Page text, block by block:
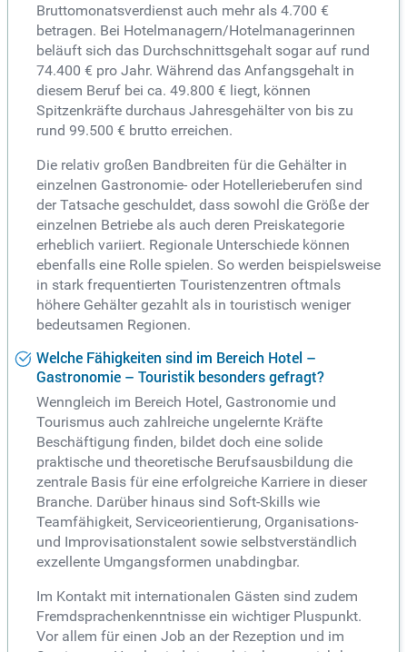
Bruttomonatsverdienst auch mehr als 4.700 €
betragen. Bei Hotelmanagern/Hotelmanagerinnen
beläuft sich das Durchschnittsgehalt sogar auf rund
74.400 € pro Jahr. Während das Anfangsgehalt in
diesem Beruf bei ca. 49.800 € liegt, können
Spitzenkräfte durchaus Jahresgehälter von bis zu
rund 99.500 € brutto erreichen.
Die relativ großen Bandbreiten für die Gehälter in
einzelnen Gastronomie- oder Hotellerieberufen sind
der Tatsache geschuldet, dass sowohl die Größe der
einzelnen Betriebe als auch deren Preiskategorie
erheblich variiert. Regionale Unterschiede können
ebenfalls eine Rolle spielen. So werden beispielsweise
in stark frequentierten Touristenzentren oftmals
höhere Gehälter gezahlt als in touristisch weniger
bedeutsamen Regionen.
Welche Fähigkeiten sind im Bereich Hotel –
Gastronomie – Touristik besonders gefragt?
Wenngleich im Bereich Hotel, Gastronomie und
Tourismus auch zahlreiche ungelernte Kräfte
Beschäftigung finden, bildet doch eine solide
praktische und theoretische Berufsausbildung die
zentrale Basis für eine erfolgreiche Karriere in dieser
Branche. Darüber hinaus sind Soft-Skills wie
Teamfähigkeit, Serviceorientierung, Organisations-
und Improvisationstalent sowie selbstverständlich
exzellente Umgangsformen unabdingbar.
Im Kontakt mit internationalen Gästen sind zudem
Fremdsprachenkenntnisse ein wichtiger Pluspunkt.
Vor allem für einen Job an der Rezeption und im